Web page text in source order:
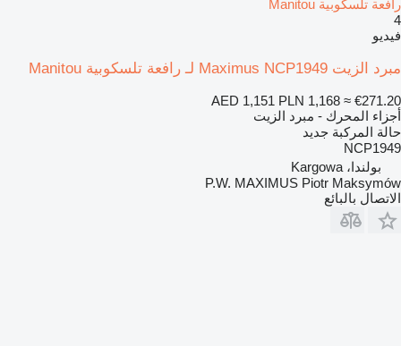
رافعة تلسكوبية Manitou
4
فيديو
مبرد الزيت Maximus NCP1949 لـ رافعة تلسكوبية Manitou
AED 1,151 PLN 1,168 ≈ €271.20
أجزاء المحرك - مبرد الزيت
حالة المركبة جديد
NCP1949
بولندا، Kargowa
P.W. MAXIMUS Piotr Maksymów
الاتصال بالبائع